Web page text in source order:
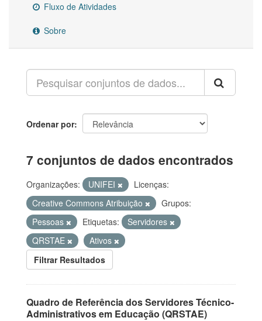
Fluxo de Atividades
Sobre
Ordenar por
7 conjuntos de dados encontrados
Organizações: UNIFEI
Licenças:
Creative Commons Atribuição
Grupos:
Pessoas
Etiquetas:
Servidores
QRSTAE
Ativos
Filtrar Resultados
Quadro de Referência dos Servidores Técnico-
Administrativos em Educação (QRSTAE)